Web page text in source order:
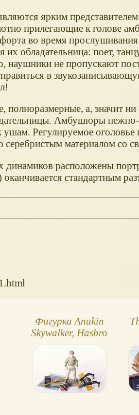
ярким
прилегающие к голове
во время
их обладательница: поет,
наушники не пропускают
в
а, значит ни
Амбушюры нежно-
ушам. Регулируемое
серебристым материалом со
расположены
стандартным
Фигурка Anakin
Skywalker, Hasbro